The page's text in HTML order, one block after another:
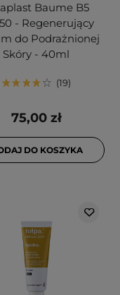
Baume B5
- Regenerujący
do Podrażnionej
Skóry - 40ml
19
75,00 zł
DO KOSZYKA